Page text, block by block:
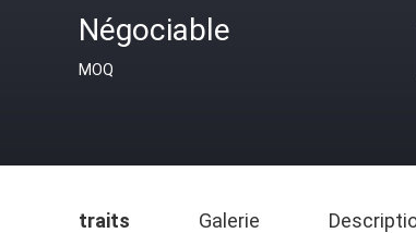
Négociable
MOQ
traits Galerie